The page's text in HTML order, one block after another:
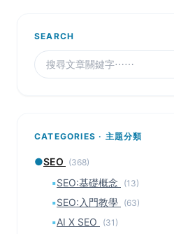
SEARCH
CATEGORIES · 主題分類
●SEO (368)
▪SEO:基礎概念 (13)
▪SEO:入門教學 (63)
▪AI X SEO (31)